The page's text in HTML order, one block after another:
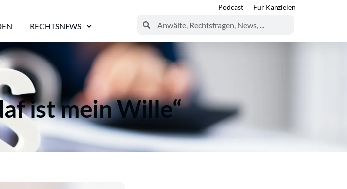
Podcast Für Kanzleien
RECHTSNEWS
ist mein Wille“